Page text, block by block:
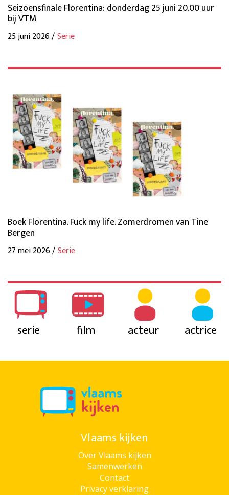
Seizoensfinale Florentina: donderdag 25 juni 20.00 uur
bij VTM
25 juni 2026 /Serie
Boek Florentina. Fuck my life. Zomerdromen van Tine
Bergen
27 mei 2026 /Serie
serie film acteur actrice
Vlaams kijken
Over Vlaams kijken
Samenwerken
Contact
Privacy verklaring